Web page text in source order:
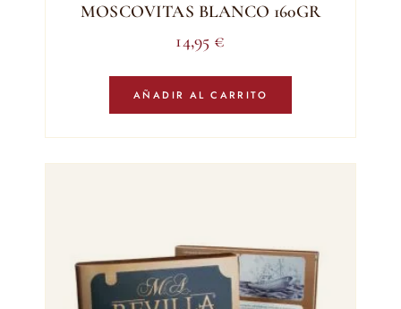
MOSCOVITAS BLANCO 160GR
14,95 €
AÑADIR AL CARRITO